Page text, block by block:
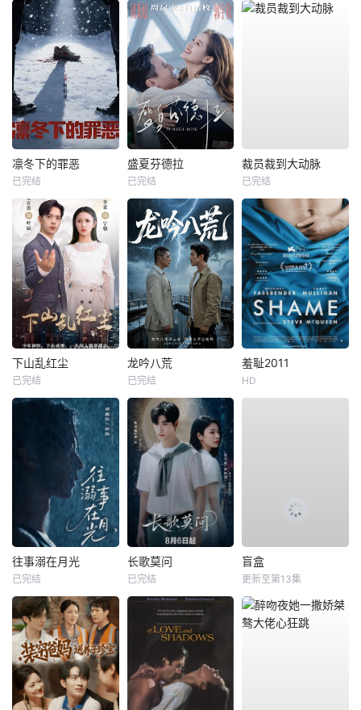
凛冬下的罪恶
已完结
盛夏芬德拉
已完结
裁员裁到大动脉
已完结
下山乱红尘
已完结
龙吟八荒
已完结
羞耻2011
HD
往事溺在月光
已完结
长歌莫问
已完结
盲盒
更新至第13集